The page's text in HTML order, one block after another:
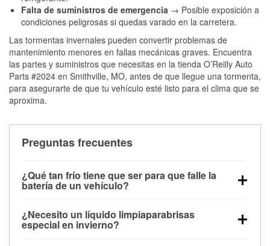
Falta de suministros de emergencia → Posible exposición a
condiciones peligrosas si quedas varado en la carretera.
Las tormentas invernales pueden convertir problemas de
mantenimiento menores en fallas mecánicas graves. Encuentra
las partes y suministros que necesitas en la tienda O’Reilly Auto
Parts #2024 en Smithville, MO, antes de que llegue una tormenta,
para asegurarte de que tu vehículo esté listo para el clima que se
aproxima.
Preguntas frecuentes
¿Qué tan frío tiene que ser para que falle la
batería de un vehículo?
debajo de los 32 °F y puede perder hasta la mitad de
su potencia de arranque cerca de los 0 °F, lo que
¿Necesito un líquido limpiaparabrisas
especial en invierno?